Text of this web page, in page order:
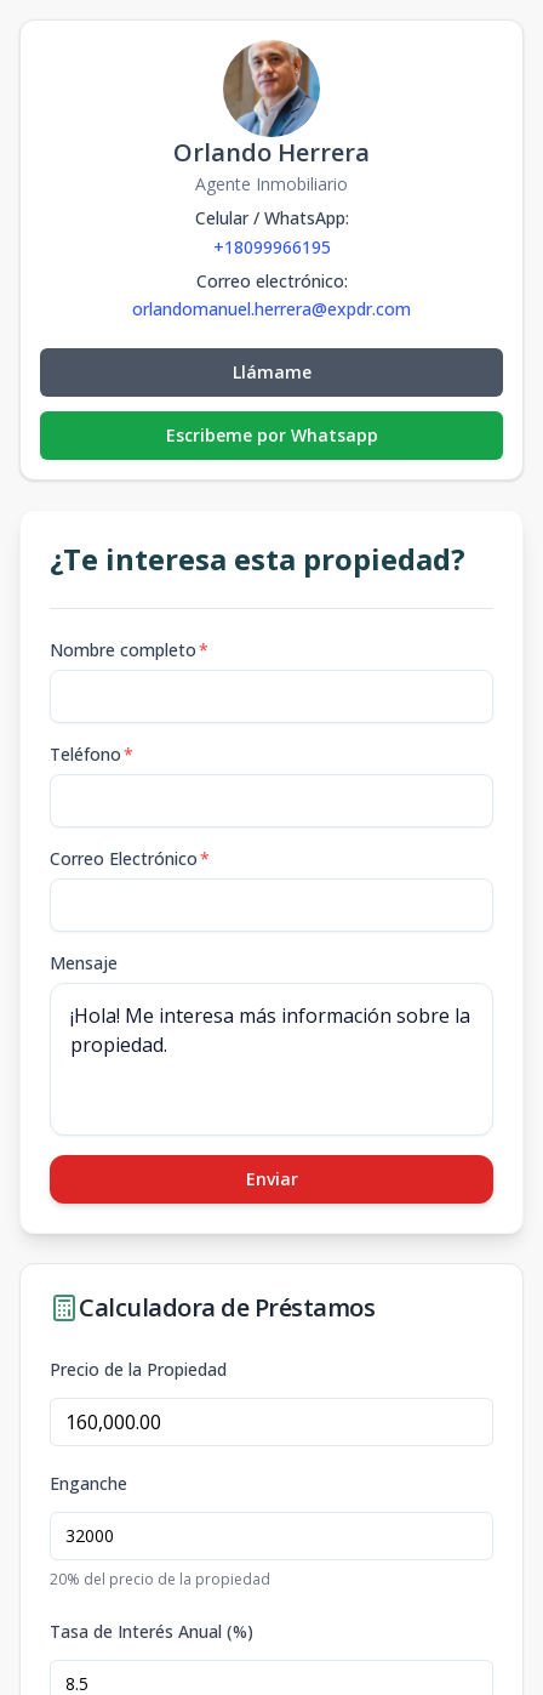
Orlando Herrera
Agente Inmobiliario
Celular / WhatsApp:
+18099966195
Correo electrónico:
orlandomanuel.herrera@expdr.com
Llámame
Escribeme por Whatsapp
¿Te interesa esta propiedad?
Nombre completo*
Teléfono*
Correo Electrónico*
Mensaje
Enviar
Calculadora de Préstamos
Precio de la Propiedad
Enganche
20% del precio de la propiedad
Tasa de Interés Anual (%)